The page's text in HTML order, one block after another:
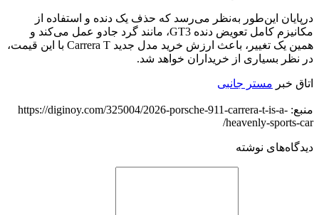
درپایان این‌طور به‌نظر می‌رسد که حذف یک دنده و استفاده از
مکانیزم کامل تعویض دنده GT3، مانند گرد جادو عمل می‌کند و
همین یک تغییر، باعث ارزش خرید مدل جدید Carrera T با این قیمت،
در نظر بسیاری از خریداران خواهد شد.
اتاق خبر مستر جانبی
منبع: https://diginoy.com/325004/2026-porsche-911-carrera-t-is-a-
heavenly-sports-car/
دیدگاه‌های نوشته